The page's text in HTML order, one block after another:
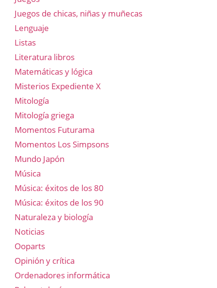
Juegos de chicas, niñas y muñecas
Lenguaje
Listas
Literatura libros
Matemáticas y lógica
Misterios Expediente X
Mitología
Mitología griega
Momentos Futurama
Momentos Los Simpsons
Mundo Japón
Música
Música: éxitos de los 80
Música: éxitos de los 90
Naturaleza y biología
Noticias
Ooparts
Opinión y crítica
Ordenadores informática